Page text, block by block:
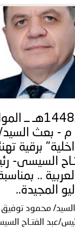
مـصر ـ 1448/02/06هـ
2026/07/20 م - بعث
برقية
السيسى-
..
المجيدة..
محمود توفيق
عبد الفتـاح